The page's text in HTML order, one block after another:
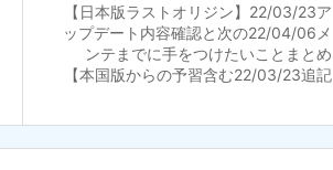
【日本版ラストオリジン】22/03/23ア
ップデート内容確認と次の22/04/06メ
ンテまでに手をつけたいことまとめ
【本国版からの予習含む22/03/23追記